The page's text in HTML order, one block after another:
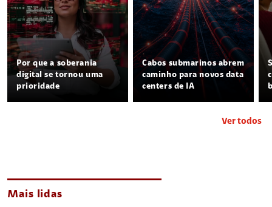
Por que a soberania
digital se tornou uma
prioridade
Cabos submarinos abrem
caminho para novos data
centers de IA
Ver todos
Mais lidas